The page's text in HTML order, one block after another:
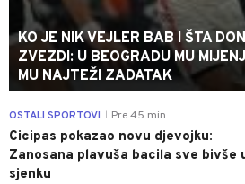
KO JE NIK VEJLER BAB I ŠTA
ZVEZDI: U BEOGRADU MU
MU NAJTEŽI ZADATAK
OSTALI SPORTOVI Pre 45 min
Cicipas pokazao novu djevojku:
Zanosana plavuša bacila sve bivše
sjenku